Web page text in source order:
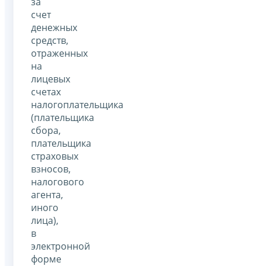
счет
денежных
средств,
отраженных
на
лицевых
счетах
налогоплательщика
(плательщика
сбора,
плательщика
страховых
взносов,
налогового
агента,
иного
лица),
в
электронной
форме